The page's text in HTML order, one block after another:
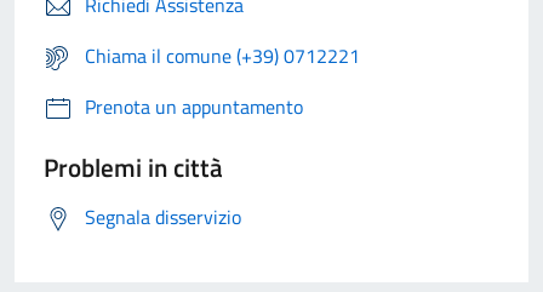
Chiama il comune (+39) 0712221
Prenota un appuntamento
Problemi in città
Segnala disservizio